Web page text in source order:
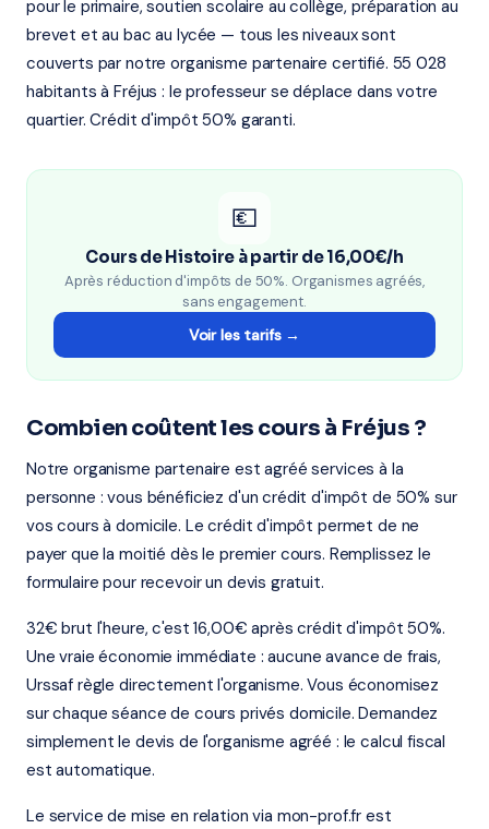
pour le primaire, soutien scolaire au collège, préparation au
brevet et au bac au lycée — tous les niveaux sont
couverts par notre organisme partenaire certifié. 55 028
habitants à Fréjus : le professeur se déplace dans votre
quartier. Crédit d'impôt 50% garanti.
💶
Cours de Histoire à partir de 16,00€/h
Après réduction d'impôts de 50%. Organismes agréés,
sans engagement.
Voir les tarifs →
Combien coûtent les cours à Fréjus ?
Notre organisme partenaire est agréé services à la
personne : vous bénéficiez d'un crédit d'impôt de 50% sur
vos cours à domicile. Le crédit d'impôt permet de ne
payer que la moitié dès le premier cours. Remplissez le
formulaire pour recevoir un devis gratuit.
32€ brut l'heure, c'est 16,00€ après crédit d'impôt 50%.
Une vraie économie immédiate : aucune avance de frais,
Urssaf règle directement l'organisme. Vous économisez
sur chaque séance de cours privés domicile. Demandez
simplement le devis de l'organisme agréé : le calcul fiscal
est automatique.
Le service de mise en relation via mon-prof.fr est